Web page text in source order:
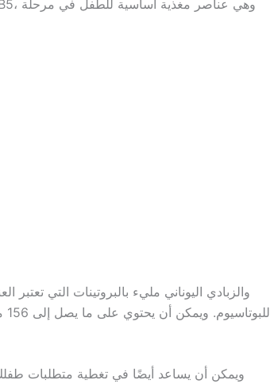
والزبادي اليوناني مليء بالبروتينات التي
ويمكن أن يساعد أيضًا في تغطية متطلبات